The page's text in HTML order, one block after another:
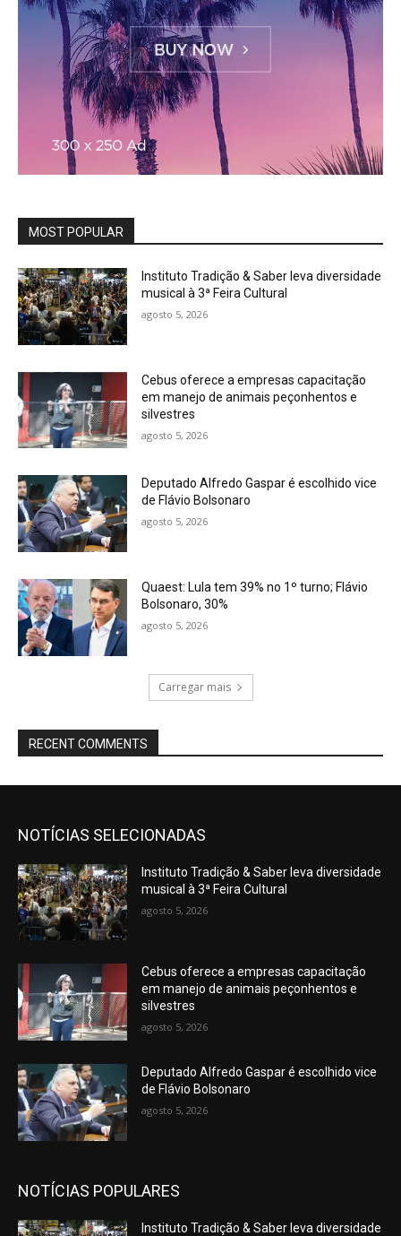
MOST POPULAR
Instituto Tradição & Saber leva diversidade
musical à 3ª Feira Cultural
agosto 5, 2026
Cebus oferece a empresas capacitação
em manejo de animais peçonhentos e
silvestres
agosto 5, 2026
Deputado Alfredo Gaspar é escolhido vice
de Flávio Bolsonaro
agosto 5, 2026
Quaest: Lula tem 39% no 1º turno; Flávio
Bolsonaro, 30%
agosto 5, 2026
Carregar mais
RECENT COMMENTS
NOTÍCIAS SELECIONADAS
Instituto Tradição & Saber leva diversidade
musical à 3ª Feira Cultural
agosto 5, 2026
Cebus oferece a empresas capacitação
em manejo de animais peçonhentos e
silvestres
agosto 5, 2026
Deputado Alfredo Gaspar é escolhido vice
de Flávio Bolsonaro
agosto 5, 2026
NOTÍCIAS POPULARES
Instituto Tradição & Saber leva diversidade